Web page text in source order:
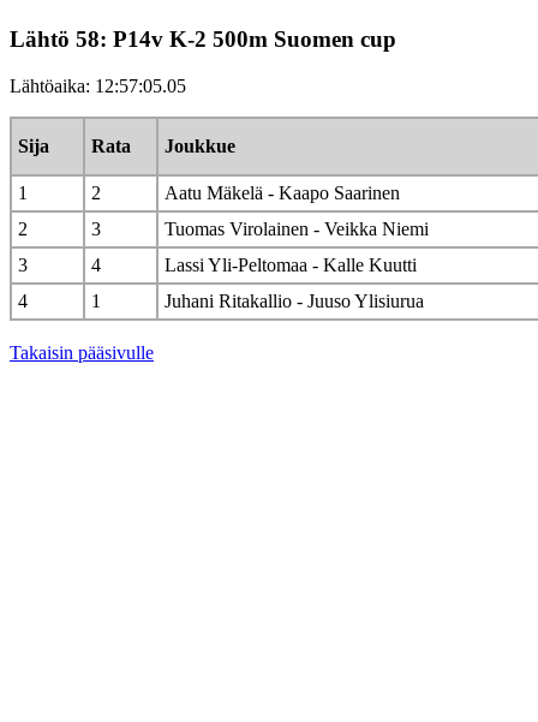
Lähtö 58: P14v K-2 500m Suomen cup
Lähtöaika: 12:57:05.05
Sija Rata Joukkue
1 2
Aatu Mäkelä - Kaapo Saarinen
2
3
Tuomas Virolainen - Veikka Niemi
3
4
Lassi Yli-Peltomaa - Kalle Kuutti
4
1 Juhani Ritakallio - Juuso Ylisiurua
Takaisin pääsivulle